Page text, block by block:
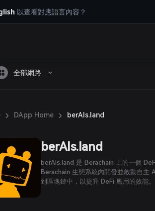
以查看對應語言內容？
全部網路
› DApp Home › berAIs.land
berAIs.land
berAIs.land 是 Berachain 上的一個
Berachain 生態系統內開發並啟動自主
到區塊鏈中，以提升 DeFi 應用的效能。